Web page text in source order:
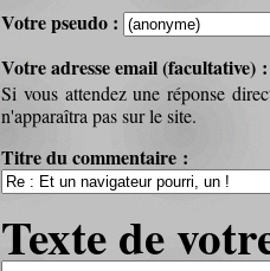
Votre pseudo :
Votre adresse email (facultative)
Si vous attendez une réponse
n'apparaîtra pas sur le site.
Titre du commentaire :
Texte de